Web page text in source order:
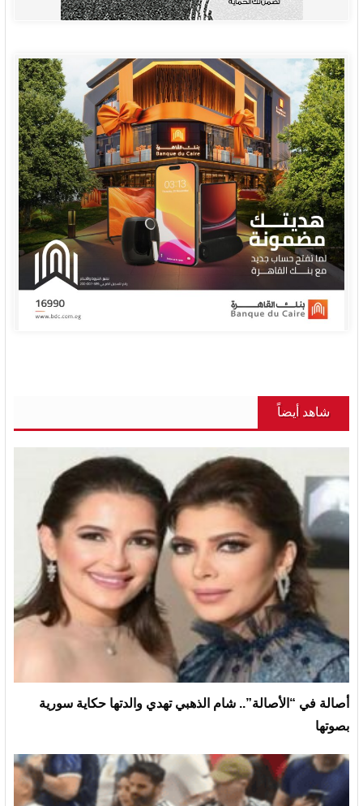
شاهد أيضاً
أصالة في “الأصالة”.. شام الذهبي تهدي والدتها حكاية سورية
بصوتها